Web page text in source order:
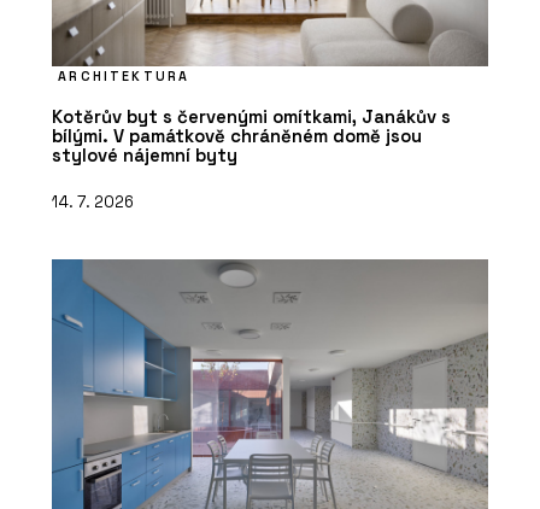
ARCHITEKTURA
Kotěrův byt s červenými omítkami, Janákův s
bílými. V památkově chráněném domě jsou
stylové nájemní byty
14. 7. 2026